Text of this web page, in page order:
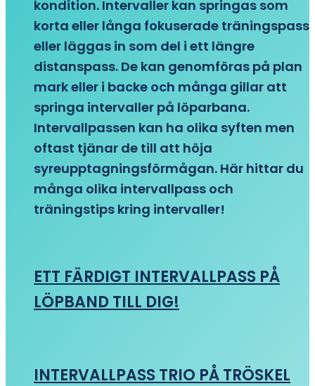
kondition. Intervaller kan springas som
korta eller långa fokuserade träningspass
eller läggas in som del i ett längre
distanspass. De kan genomföras på plan
mark eller i backe och många gillar att
springa intervaller på löparbana.
Intervallpassen kan ha olika syften men
oftast tjänar de till att höja
syreupptagningsförmågan. Här hittar du
många olika intervallpass och
träningstips kring intervaller!
ETT FÄRDIGT INTERVALLPASS PÅ
LÖPBAND TILL DIG!
INTERVALLPASS TRIO PÅ TRÖSKEL